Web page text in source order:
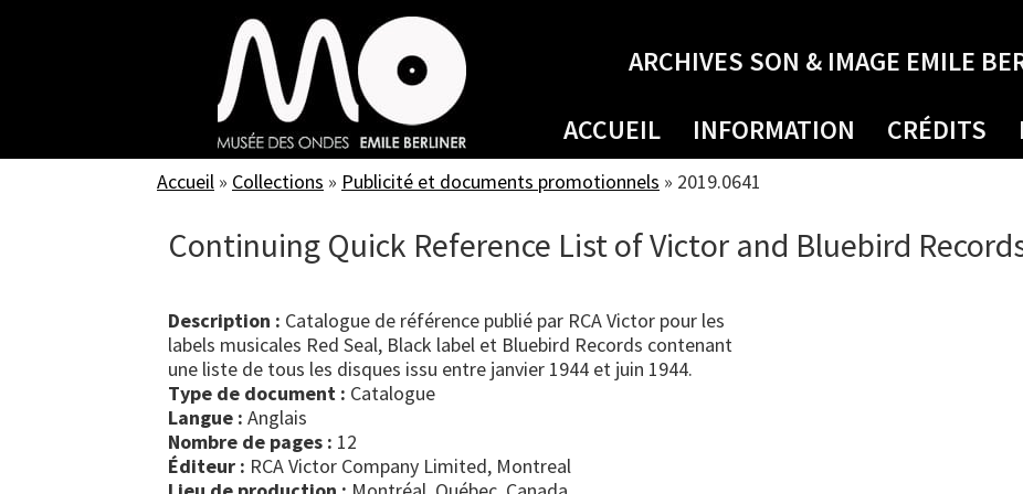
ARCHIVES SON & IMAGE EMILE
ACCUEIL INFORMATION CRÉDITS
Accueil » Collections » Publicité et documents promotionnels » 2019.0641
Continuing Quick Reference List of Victor and Bluebird
Description : Catalogue de référence publié par RCA Victor pour les
labels musicales Red Seal, Black label et Bluebird Records contenant
une liste de tous les disques issu entre janvier 1944 et juin 1944.
Type de document :
catalogue
Langue : Anglais
Nombre de pages : 12
Éditeur : RCA Victor Company Limited, Montreal